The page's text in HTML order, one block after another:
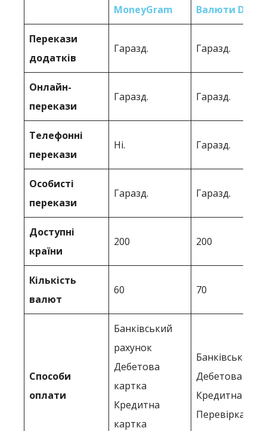
MoneyGram Валюти Direct
Перекази
додатків
Гаразд. Гаразд.
Онлайн-
перекази
Гаразд. Гаразд.
Телефонні
перекази
Ні. Гаразд.
Особисті
перекази
Гаразд. Гаразд.
Доступні
країни
200 200
Кількість
валют
60 70
Способи
оплати
Банківський
рахунок
Дебетова
картка
Кредитна
картка
Банківський
Дебетова
Кредитна
Перевірка.